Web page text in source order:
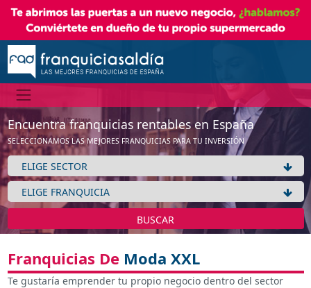
Encuentra franquicias rentables en España
SELECCIONAMOS LAS MEJORES FRANQUICIAS PARA TU INVERSIÓN
BUSCAR
Franquicias De Moda XXL
Te gustaría emprender tu propio negocio dentro del sector